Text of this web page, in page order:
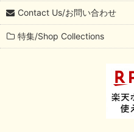
Contact Us/お問い合わせ
特集/Shop Collections